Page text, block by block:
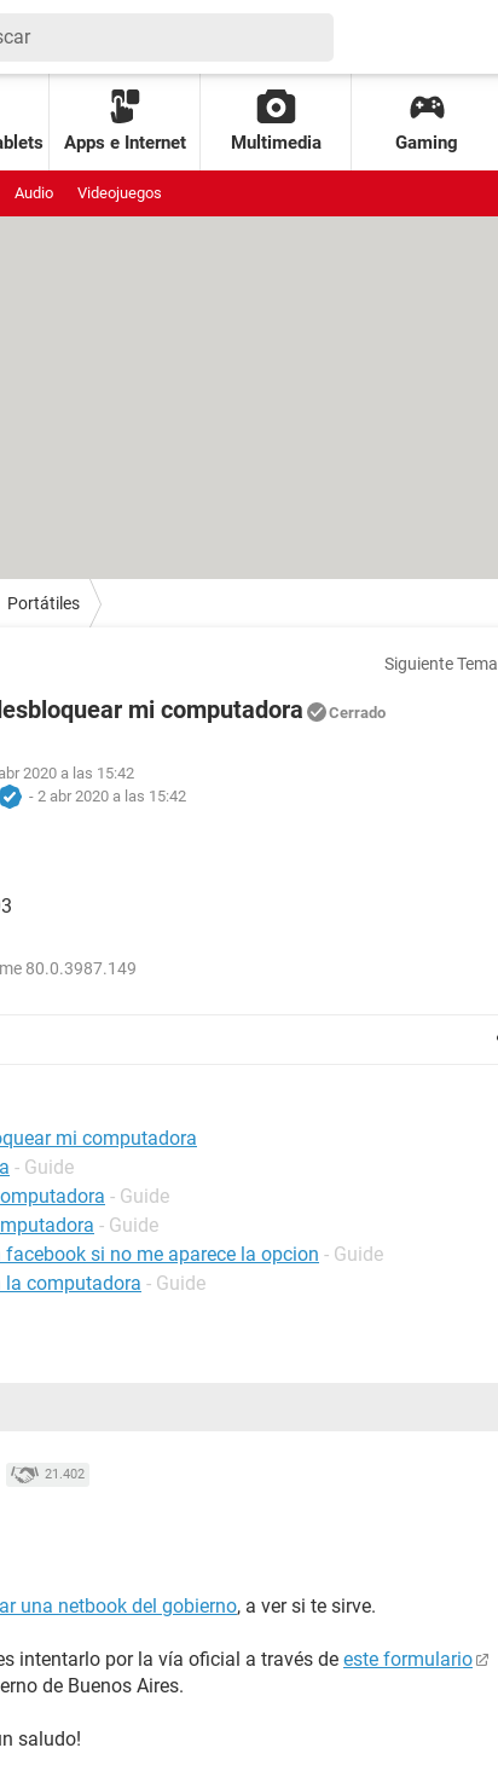
Apps e Internet Multimedia Gaming
Audio Videojuegos
Portátiles
Siguiente Tema
mi computadora Cerrado
2020 a las 15:42
- 2 abr 2020 a las 15:42
80.0.3987.149
mi computadora
- Guide
- Guide
- Guide
si no me aparece la opcion - Guide
la computadora - Guide
21.402
una netbook del gobierno, a ver si te sirve.
intentarlo por la vía oficial a través de este formulario
de Buenos Aires.
saludo!